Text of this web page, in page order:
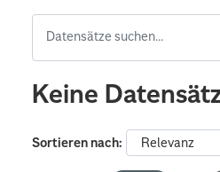
Keine
Sortieren nach